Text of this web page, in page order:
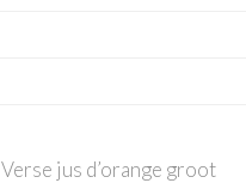
next
Verse jus d’orange groot